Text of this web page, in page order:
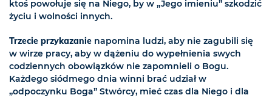
ktoś powołuje się na Niego, by w „Jego imieniu” szkodzić
życiu i wolności innych.
Trzecie przykazanie napomina ludzi, aby nie zagubili się
w wirze pracy, aby w dążeniu do wypełnienia swych
codziennych obowiązków nie zapomnieli o Bogu.
Każdego siódmego dnia winni brać udział w
„odpoczynku Boga” Stwórcy, mieć czas dla Niego i dla